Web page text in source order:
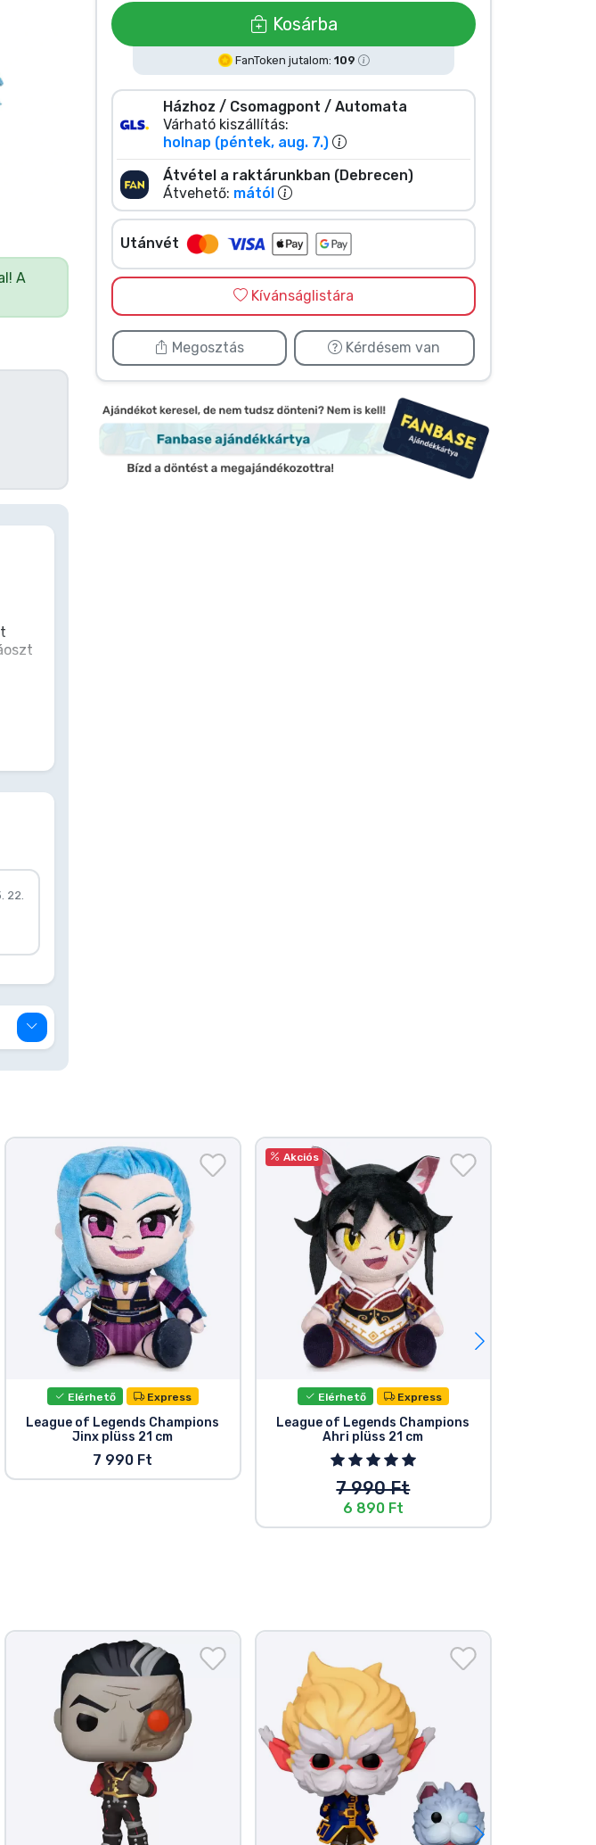
A
Kosárba
FanToken jutalom: 109
Házhoz / Csomagpont / Automata
Várható kiszállítás:
holnap (péntek, aug. 7.)
Átvétel a raktárunkban (Debrecen)
Átvehető: mától
Utánvét
Kívánságlistára
Megosztás Kérdésem van
22.
Elérhető Express
League of Legends Champions
Jinx plüss 21 cm
7 990 Ft
Akciós
Elérhető Express
League of Legends Champions
Ahri plüss 21 cm
7 990 Ft
6 890 Ft